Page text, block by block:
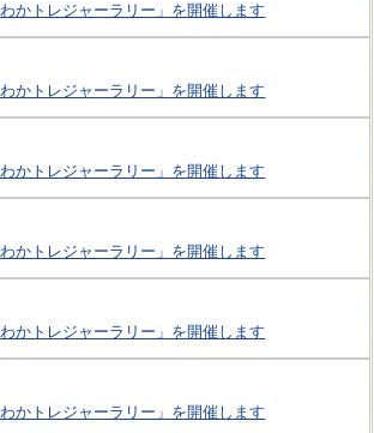
かトレジャーラリー」を開催します
かトレジャーラリー」を開催します
かトレジャーラリー」を開催します
かトレジャーラリー」を開催します
かトレジャーラリー」を開催します
かトレジャーラリー」を開催します